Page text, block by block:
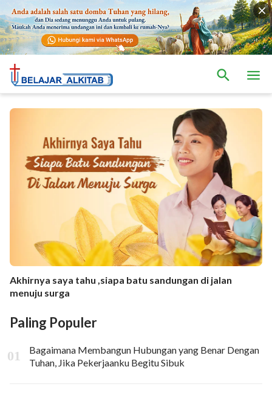
Akhirnya saya tahu ,siapa batu sandungan di jalan
menuju surga
Paling Populer
Bagaimana Membangun Hubungan yang Benar Dengan
Tuhan, Jika Pekerjaanku Begitu Sibuk